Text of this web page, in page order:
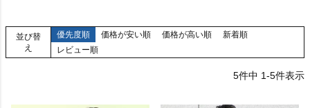
並び替
え
優先度順 価格が安い順 価格が高い順
新着順
レビュー順
5件中 1-5件表示